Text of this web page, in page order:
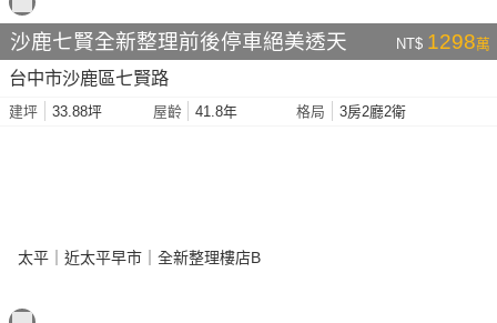
沙鹿七賢全新整理前後停車絕美透天 NT$ 1298萬
台中市沙鹿區七賢路
建坪 33.88坪 屋齡 41.8年 格局 3房2廳2衛